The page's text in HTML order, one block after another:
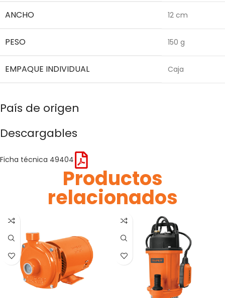
ANCHO 12 cm
PESO 150 g
EMPAQUE INDIVIDUAL Caja
País de origen
Descargables
Ficha técnica 49404
Productos
relacionados